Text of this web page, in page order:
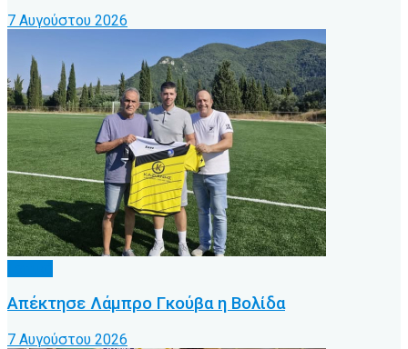
7 Αυγούστου 2026
Απέκτησε Λάμπρο Γκούβα η Βολίδα
7 Αυγούστου 2026